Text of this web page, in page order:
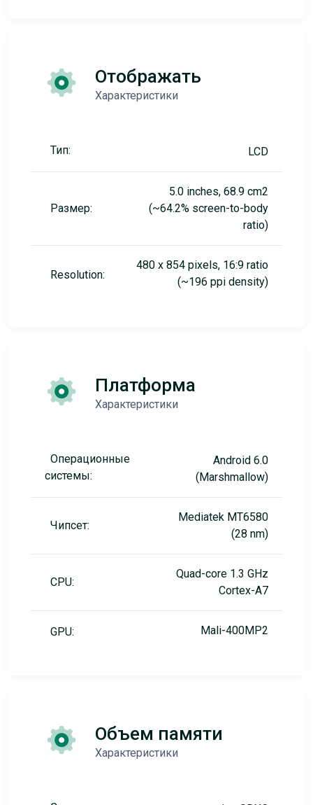
Отображать
Характеристики
Тип: LCD
Размер:
5.0 inches, 68.9 cm2
(~64.2% screen-to-body
ratio)
Resolution:
480 x 854 pixels, 16:9 ratio
(~196 ppi density)
Платформа
Характеристики
Операционные
системы:
Android 6.0
(Marshmallow)
Чипсет:
Mediatek MT6580
(28 nm)
CPU:
Quad-core 1.3 GHz
Cortex-A7
GPU: Mali-400MP2
Объем памяти
Характеристики